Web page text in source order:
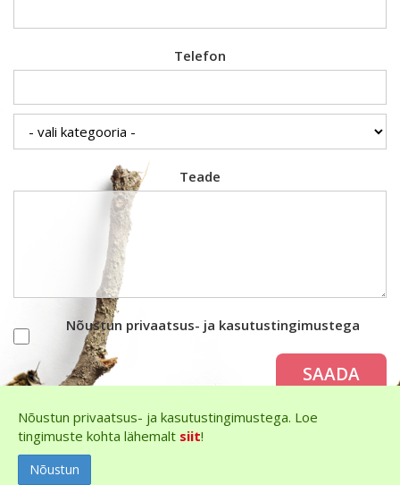
Telefon
Teade
Nõustun privaatsus- ja kasutustingimustega
SAADA
Nõustun privaatsus- ja kasutustingimustega. Loe
tingimuste kohta lähemalt siit!